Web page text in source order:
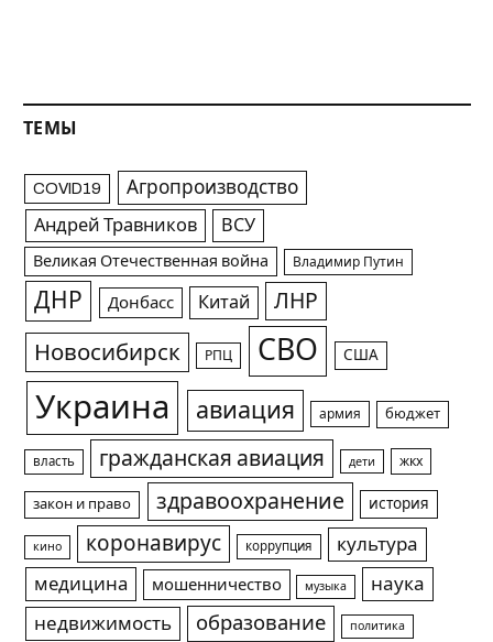
ТЕМЫ
COVID19 Агропроизводство
Андрей Травников ВСУ
Великая Отечественная война Владимир Путин
ДНР Донбасс Китай ЛНР
Новосибирск РПЦ СВО США
Украина авиация армия бюджет
власть гражданская авиация дети жкх
закон и право здравоохранение история
кино коронавирус коррупция
культура
медицина
мошенничество музыка
наука
недвижимость
образование политика